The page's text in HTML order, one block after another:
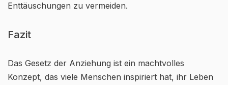
Enttäuschungen zu vermeiden.
Fazit
Das Gesetz der Anziehung ist ein machtvolles
Konzept, das viele Menschen inspiriert hat, ihr Leben